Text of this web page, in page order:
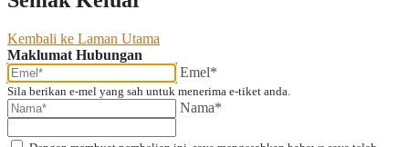
Kembali ke Laman Utama
Maklumat Hubungan
Emel*
Sila berikan e-mel yang sah untuk menerima e-tiket anda.
Nama*